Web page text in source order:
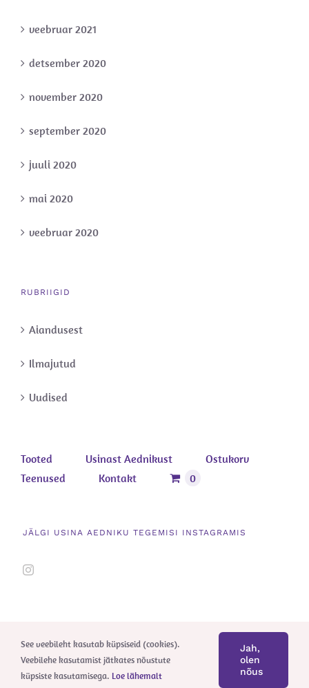
veebruar 2021
detsember 2020
november 2020
september 2020
juuli 2020
mai 2020
veebruar 2020
RUBRIIGID
Aiandusest
Ilmajutud
Uudised
Tooted Usinast Aednikust
Ostukorv
Teenused
Kontakt 0
JÄLGI USINA AEDNIKU TEGEMISI INSTAGRAMIS
See veebileht kasutab küpsiseid (cookies).
Veebilehe kasutamist jätkates nõustute
küpsiste kasutamisega. Loe lähemalt
Jah,
olen
nõus